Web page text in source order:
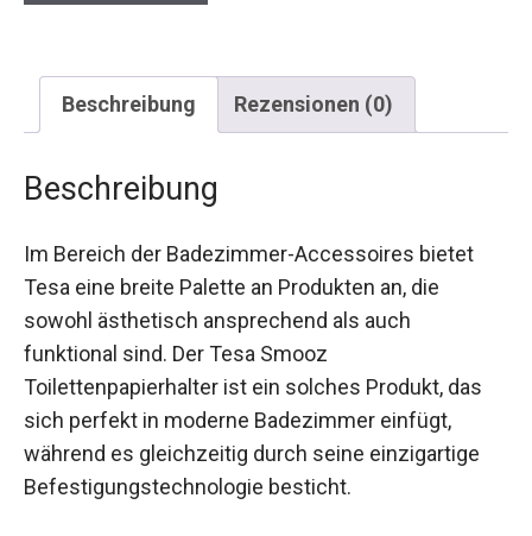
Beschreibung Rezensionen (0)
Beschreibung
Im Bereich der Badezimmer-Accessoires bietet
Tesa eine breite Palette an Produkten an, die
sowohl ästhetisch ansprechend als auch
funktional sind. Der Tesa Smooz
Toilettenpapierhalter ist ein solches Produkt, das
sich perfekt in moderne Badezimmer einfügt,
während es gleichzeitig durch seine einzigartige
Befestigungstechnologie besticht.